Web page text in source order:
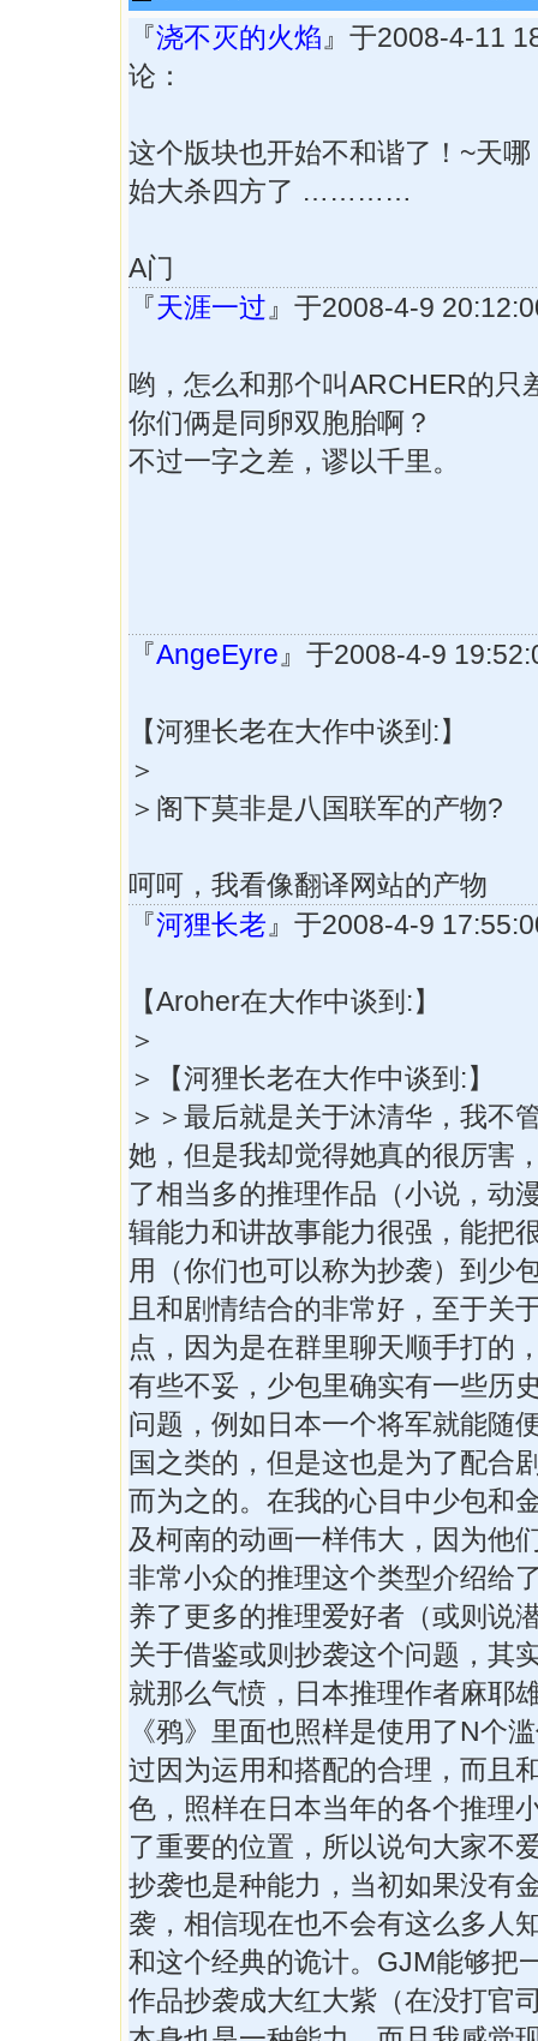
『浇不灭的火焰 』于2008-4-11
论：
这个版块也开始不和谐了！~天
始大杀四方了 …………
A门
『天涯一过 』于2008-4-9
哟，怎么和那个叫ARCHER的只
你们俩是同卵双胞胎啊？
不过一字之差，谬以千里。
『AngeEyre 』于2008-4-9
【河狸长老在大作中谈到:】
＞
＞阁下莫非是八国联军的产物?
呵呵，我看像翻译网站的产物
『河狸长老 』于2008-4-9
【Aroher在大作中谈到:】
＞
＞【河狸长老在大作中谈到:】
＞＞最后就是关于沐清华，我不
她，但是我却觉得她真的很厉害
了相当多的推理作品（小说，动
辑能力和讲故事能力很强，能把
用（你们也可以称为抄袭）到少
且和剧情结合的非常好，至于关
点，因为是在群里聊天顺手打的
有些不妥，少包里确实有一些历
问题，例如日本一个将军就能随
国之类的，但是这也是为了配合
而为之的。在我的心目中少包和
及柯南的动画一样伟大，因为他
非常小众的推理这个类型介绍给
养了更多的推理爱好者（或则说
关于借鉴或则抄袭这个问题，其
就那么气愤，日本推理作者麻耶
《鸦》里面也照样是使用了N个
过因为运用和搭配的合理，而且
色，照样在日本当年的各个推理
了重要的位置，所以说句大家不
抄袭也是种能力，当初如果没有
袭，相信现在也不会有这么多人
和这个经典的诡计。GJM能够把
作品抄袭成大红大紫（在没打官